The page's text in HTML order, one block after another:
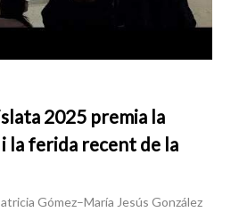
2025 premia la
la ferida recent de la
Gómez–María Jesús González